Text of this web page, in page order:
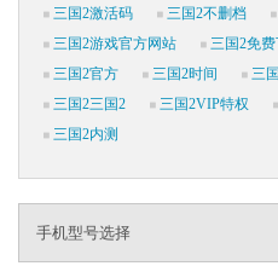
三国2激活码 三国2不删档
三国2游戏官方网站
三国2免
三国2官方
三国2时间 三
三国2三国2
三国2VIP特权
三国2内测
手机型号选择